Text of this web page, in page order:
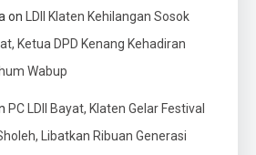
on
LDII Klaten Kehilangan Sosok
Ketua DPD Kenang Kehadiran
Wabup
PC LDII Bayat, Klaten Gelar Festival
Libatkan Ribuan Generasi